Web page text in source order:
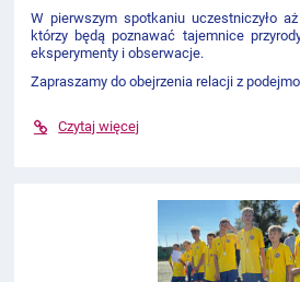
W pierwszym spotkaniu uczestniczyło
którzy będą poznawać tajemnice
eksperymenty i obserwacje.
Zapraszamy do obejrzenia relacji z
Czytaj więcej